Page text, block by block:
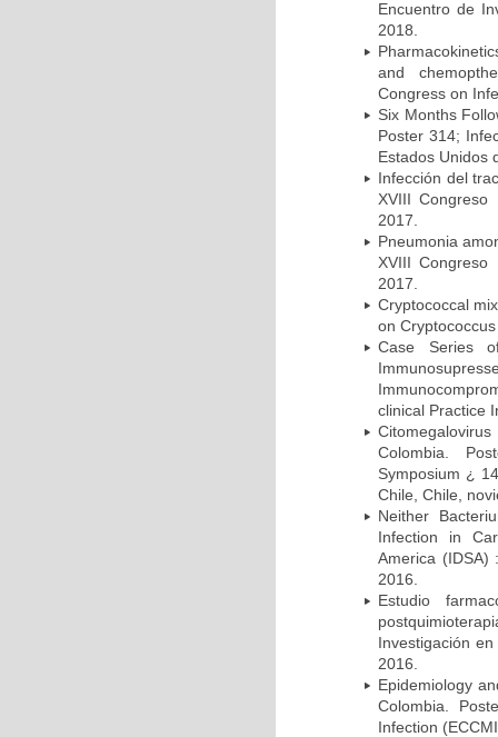
Encuentro de
2018.
and
Congress on
Six Months
Poster 314;
Estados Unidos
Infección del
XVIII
2017.
Pneumonia
XVIII
2017.
Cryptococcal
on
Case Series
clinical Practice
Colombia.
Symposium ¿
Chile, Chile,
Neither
Infection in
America (IDSA)
2016.
Estudio
Investigación
2016.
Epidemiology
Colombia.
Infection